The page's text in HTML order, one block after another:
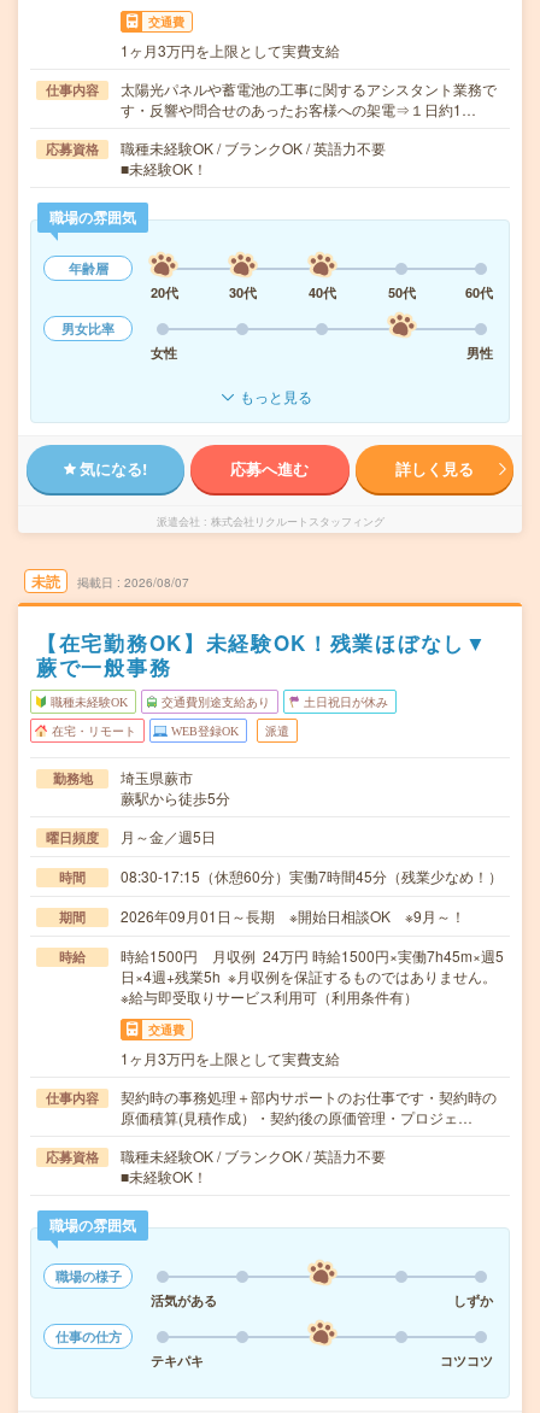
交通費
1ヶ月3万円を上限として実費支給
仕事内容
太陽光パネルや蓄電池の工事に関するアシスタント業務で
す・反響や問合せのあったお客様への架電⇒１日約1…
応募資格
職種未経験OK / ブランクOK / 英語力不要
■未経験OK！
職場の雰囲気
年齢層
20代
30代 40代 50代
60代
男女比率
女性
男性
もっと見る
気になる! 応募へ進む 詳しく見る
派遣会社 株式会社リクルートスタッフィング
未読 掲載日 2026/08/07
【在宅勤務OK】未経験OK！残業ほぼなし▼
蕨で一般事務
職種未経験OK 交通費別途支給あり 土日祝日が休み
在宅・リモート WEB登録OK 派遣
勤務地
埼玉県蕨市
蕨駅から徒歩5分
曜日頻度 月～金／週5日
時間 08:30-17:15（休憩60分）実働7時間45分（残業少なめ！）
期間 2026年09月01日～長期 ※開始日相談OK ※9月～！
時給
時給1500円 月収例 24万円 時給1500円×実働7h45m×週5
日×4週+残業5h ※月収例を保証するものではありません。
※給与即受取りサービス利用可（利用条件有）
交通費
1ヶ月3万円を上限として実費支給
仕事内容
契約時の事務処理＋部内サポートのお仕事です・契約時の
原価積算(見積作成）・契約後の原価管理・プロジェ…
応募資格
職種未経験OK / ブランクOK / 英語力不要
■未経験OK！
職場の雰囲気
職場の様子
活気がある
しずか
仕事の仕方
テキパキ
コツコツ